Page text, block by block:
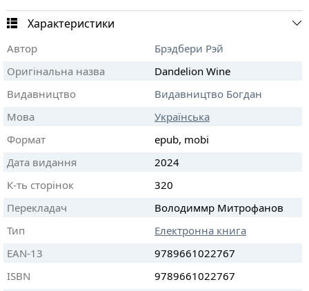
Характеристики
Автор
Брэдбери Рэй
Оригінальна назва
Dandelion Wine
Видавництво
Видавництво Богдан
Мова
Українська
Формат
epub, mobi
Дата видання
2024
К-ть сторінок
320
Перекладач
Володиммр Митрофанов
Тип
Електронна книга
EAN-13
9789661022767
ISBN
9789661022767